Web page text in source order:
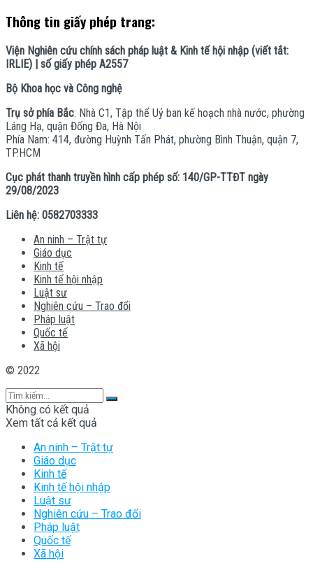
Thông tin giấy phép trang:
Viện Nghiên cứu chính sách pháp luật & Kinh tế hội nhập (viết tắt:
IRLIE) | số giấy phép A2557
Bộ Khoa học và Công nghệ
Trụ sở phía Bắc: Nhà C1, Tập thể Uỷ ban kế hoạch nhà nước, phường
Láng Hạ, quận Đống Đa, Hà Nội
Phía Nam: 414, đường Huỳnh Tấn Phát, phường Bình Thuận, quận 7,
TP.HCM
Cục phát thanh truyền hình cấp phép số: 140/GP-TTĐT ngày
29/08/2023
Liên hệ: 0582703333
An ninh – Trật tự
Giáo dục
Kinh tế
Kinh tế hội nhập
Luật sư
Nghiên cứu – Trao đổi
Pháp luật
Quốc tế
Xã hội
© 2022
Không có kết quả
Xem tất cả kết quả
An ninh – Trật tự
Giáo dục
Kinh tế
Kinh tế hội nhập
Luật sư
Nghiên cứu – Trao đổi
Pháp luật
Quốc tế
Xã hội